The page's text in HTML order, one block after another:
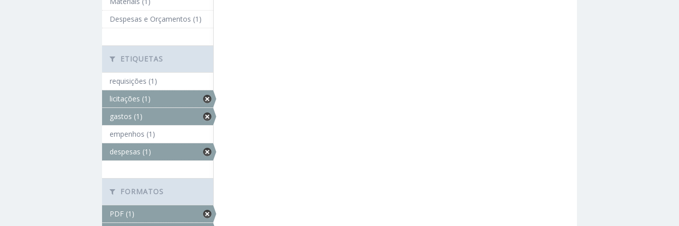
Despesas e Orçamentos (1)
ETIQUETAS
requisições (1)
licitações (1)
gastos (1)
empenhos (1)
despesas (1)
FORMATOS
PDF (1)